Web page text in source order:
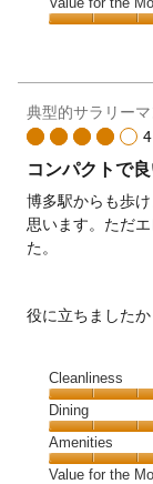
5
out
3
5
3
out
of
典型的サラリーマ
4
コンパクトで
博多駅からも歩
思います。ただ
た。
役に立ちましたか
Cleanliness
Cleanliness,
4
out
of
Dining
Dining,
3
Amenities
Amenities,
Value for the